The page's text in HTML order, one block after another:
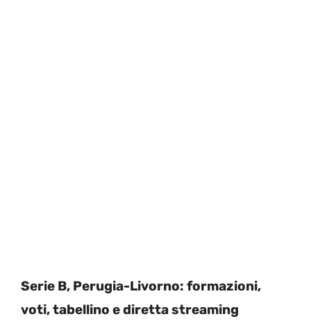
Serie B, Perugia-Livorno: formazioni,
voti, tabellino e diretta streaming